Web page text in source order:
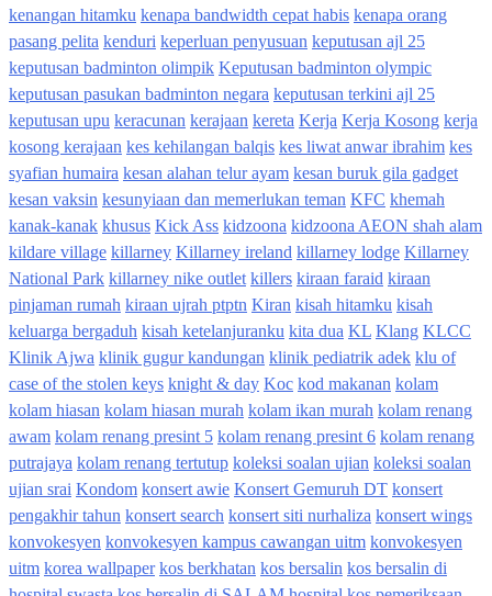
kenangan hitamku kenapa bandwidth cepat habis kenapa orang
pasang pelita kenduri keperluan penyusuan keputusan ajl 25
keputusan badminton olimpik Keputusan badminton olympic
keputusan pasukan badminton negara keputusan terkini ajl 25
keputusan upu keracunan kerajaan kereta Kerja Kerja Kosong kerja
kosong kerajaan kes kehilangan balqis kes liwat anwar ibrahim kes
syafian humaira kesan alahan telur ayam kesan buruk gila gadget
kesan vaksin kesunyiaan dan memerlukan teman KFC khemah
kanak-kanak khusus Kick Ass kidzoona kidzoona AEON shah alam
kildare village killarney Killarney ireland killarney lodge Killarney
National Park killarney nike outlet killers kiraan faraid kiraan
pinjaman rumah kiraan ujrah ptptn Kiran kisah hitamku kisah
keluarga bergaduh kisah ketelanjuranku kita dua KL Klang KLCC
Klinik Ajwa klinik gugur kandungan klinik pediatrik adek klu of
case of the stolen keys knight & day Koc kod makanan kolam
kolam hiasan kolam hiasan murah kolam ikan murah kolam renang
awam kolam renang presint 5 kolam renang presint 6 kolam renang
putrajaya kolam renang tertutup koleksi soalan ujian koleksi soalan
ujian srai Kondom konsert awie Konsert Gemuruh DT konsert
pengakhir tahun konsert search konsert siti nurhaliza konsert wings
konvokesyen konvokesyen kampus cawangan uitm konvokesyen
uitm korea wallpaper kos berkhatan kos bersalin kos bersalin di